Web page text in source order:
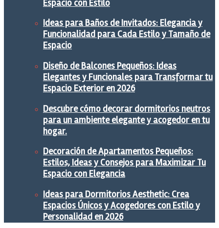
Espacio con Estilo
Ideas para Baños de Invitados: Elegancia y
Funcionalidad para Cada Estilo y Tamaño de
Espacio
Diseño de Balcones Pequeños: Ideas
Elegantes y Funcionales para Transformar tu
Espacio Exterior en 2026
Descubre cómo decorar dormitorios neutros
para un ambiente elegante y acogedor en tu
hogar.
Decoración de Apartamentos Pequeños:
Estilos, Ideas y Consejos para Maximizar Tu
Espacio con Elegancia
Ideas para Dormitorios Aesthetic: Crea
Espacios Únicos y Acogedores con Estilo y
Personalidad en 2026